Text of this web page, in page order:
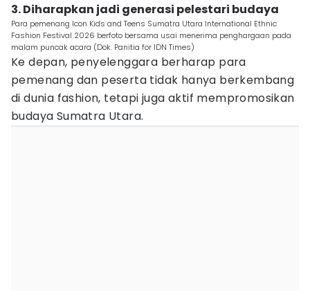
3. Diharapkan jadi generasi pelestari budaya
Para pemenang Icon Kids and Teens Sumatra Utara International Ethnic
Fashion Festival 2026 berfoto bersama usai menerima penghargaan pada
malam puncak acara (Dok. Panitia for IDN Times)
Ke depan, penyelenggara berharap para
pemenang dan peserta tidak hanya berkembang
di dunia fashion, tetapi juga aktif mempromosikan
budaya Sumatra Utara.